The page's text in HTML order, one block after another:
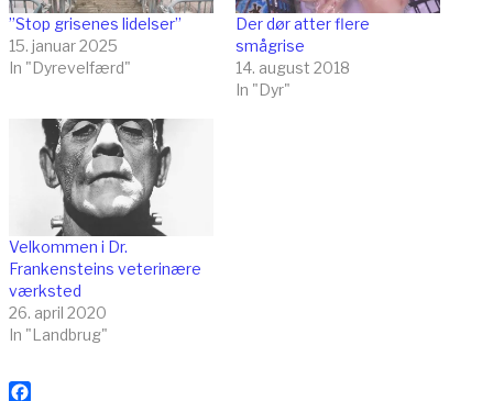
”Stop grisenes lidelser”
15. januar 2025
In "Dyrevelfærd"
Der dør atter flere
smågrise
14. august 2018
In "Dyr"
Velkommen i Dr.
Frankensteins veterinære
værksted
26. april 2020
In "Landbrug"